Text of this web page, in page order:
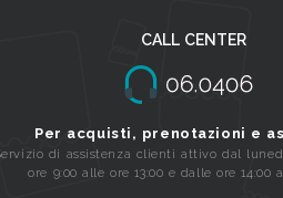
CALL CENTER
Per acquisti, prenotazioni e
di assistenza clienti attivo dal
ore 9:00 alle ore 13:00 e dalle ore 14:00